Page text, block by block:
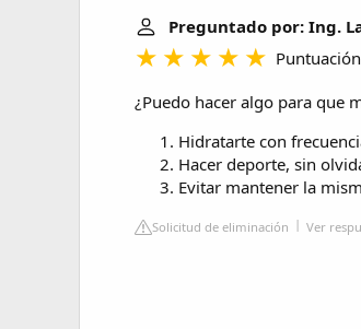
Preguntado por: Ing.
¿Puedo hacer algo para que
Hidratarte con
Hacer deporte, sin
Evitar mantener la
Solicitud de eliminación Ver